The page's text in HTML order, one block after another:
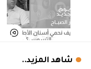
شاهد المزيد..